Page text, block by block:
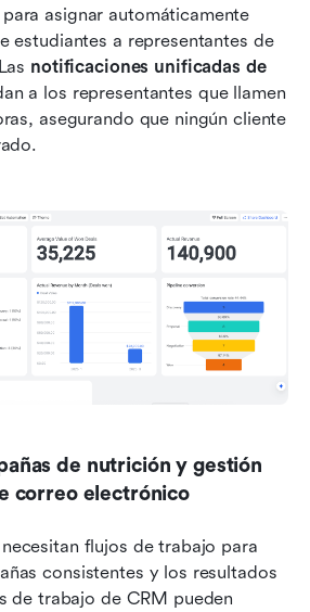
para asignar automáticamente
estudiantes a representantes de
notificaciones unificadas de
a los representantes que llamen
asegurando que ningún cliente
de nutrición y gestión
correo electrónico
flujos de trabajo para
consistentes y los resultados
de trabajo de CRM pueden